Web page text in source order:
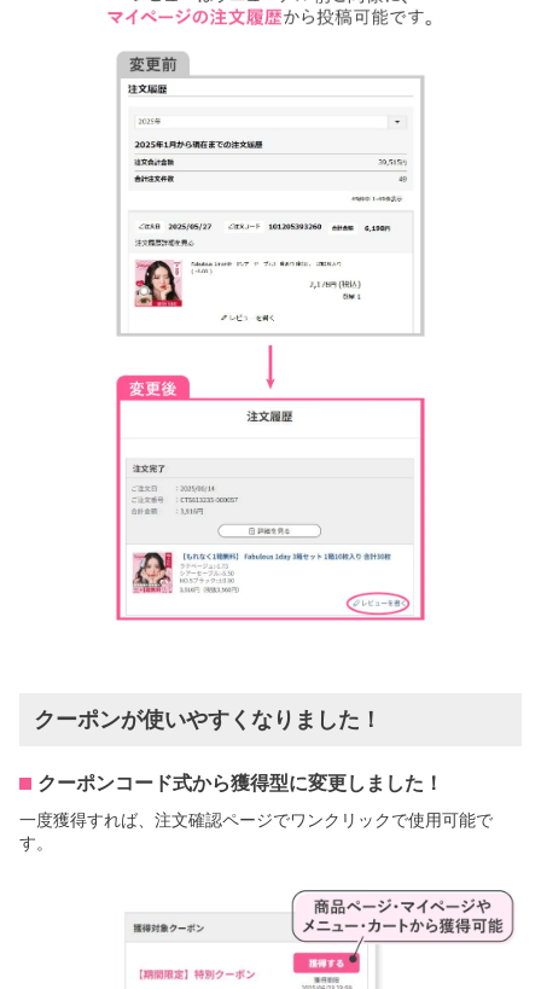
クーポンが使いやすくなりました！
クーポンコード式から獲得型に変更しました！
一度獲得すれば、注文確認ページでワンクリックで使用可能で
す。